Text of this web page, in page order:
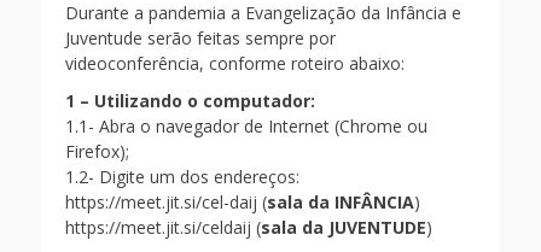
Durante a pandemia a Evangelização da Infância e
Juventude serão feitas sempre por
videoconferência, conforme roteiro abaixo:
1 – Utilizando o computador:
1.1- Abra o navegador de Internet (Chrome ou
Firefox);
1.2- Digite um dos endereços:
https://meet.jit.si/cel-daij (sala da INFÂNCIA)
https://meet.jit.si/celdaij (sala da JUVENTUDE)